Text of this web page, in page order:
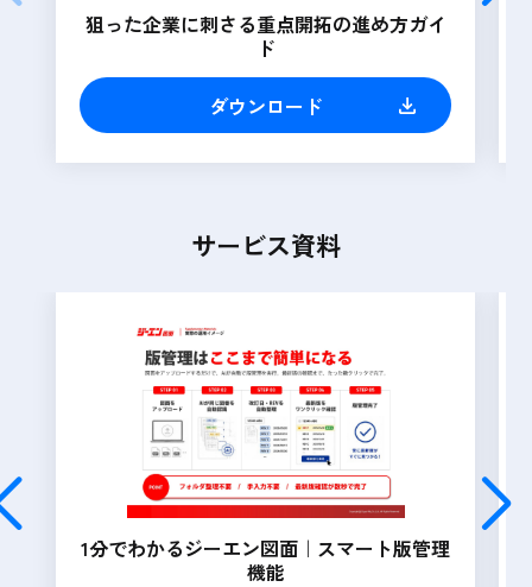
狙った企業に刺さる重点開拓の進め方ガイ
ド
ダウンロード
サービス資料
1分でわかるジーエン図面｜スマート版管理
機能